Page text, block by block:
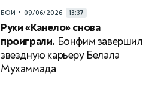
БОИ • 09/06/2026 13:37
Руки «Канело» снова
проиграли. Бонфим завершил
звездную карьеру Белала
Мухаммада